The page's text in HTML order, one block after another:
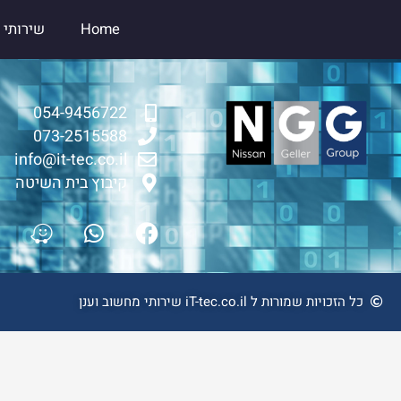
Home
054-9456722
073-2515588
info@it-tec.co.il
קיבוץ בית השיטה
F
a
c
b
o
W
h
a
s
a
W
a
z
כל הזכויות שמורות ל iT-tec.co.il שירותי מחשוב וענן